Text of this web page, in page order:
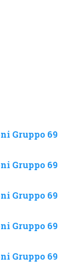
Gruppo 69
Gruppo 69
Gruppo 69
Gruppo 69
Gruppo 69